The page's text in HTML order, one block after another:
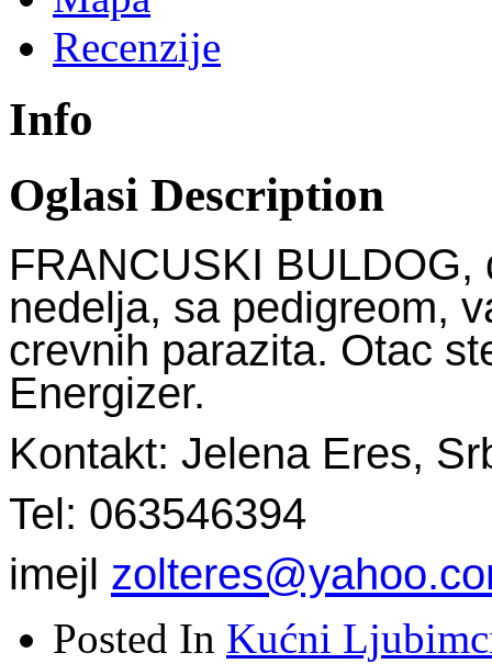
Recenzije
Info
Oglasi Description
FRANCUSKI
nedelja, sa pedigreom,
crevnih parazita. Otac
Energizer.
Kontakt: Jelena Eres,
Tel: 063546394
imejl
Posted In Kućni